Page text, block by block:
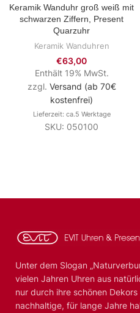
Keramik Wanduhr groß weiß mit
schwarzen Ziffern, Present
Quarzuhr
Keramik Wanduhren
€63,00
Enthält 19% MwSt.
zzgl. Versand (ab 70€
kostenfrei)
Lieferzeit: ca.5 Werktage
SKU: 050100
Unter dem Slogan
vielen Jahren Uhren aus
nur durch ihre schönen
nachhaltige, für lange Jahre